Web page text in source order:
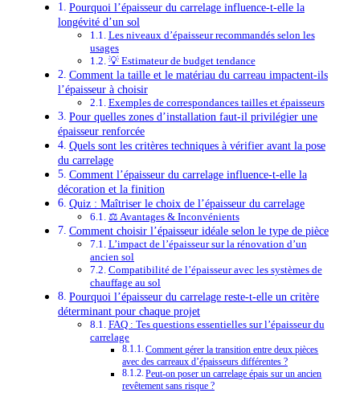
Pourquoi l’épaisseur du carrelage influence-t-elle la
longévité d’un sol
Les niveaux d’épaisseur recommandés selon les
usages
💡 Estimateur de budget tendance
Comment la taille et le matériau du carreau impactent-ils
l’épaisseur à choisir
Exemples de correspondances tailles et épaisseurs
Pour quelles zones d’installation faut-il privilégier une
épaisseur renforcée
Quels sont les critères techniques à vérifier avant la pose
du carrelage
Comment l’épaisseur du carrelage influence-t-elle la
décoration et la finition
Quiz : Maîtriser le choix de l’épaisseur du carrelage
⚖️ Avantages & Inconvénients
Comment choisir l’épaisseur idéale selon le type de pièce
L’impact de l’épaisseur sur la rénovation d’un
ancien sol
Compatibilité de l’épaisseur avec les systèmes de
chauffage au sol
Pourquoi l’épaisseur du carrelage reste-t-elle un critère
déterminant pour chaque projet
FAQ : Tes questions essentielles sur l’épaisseur du
carrelage
Comment gérer la transition entre deux pièces
avec des carreaux d’épaisseurs différentes ?
Peut-on poser un carrelage épais sur un ancien
revêtement sans risque ?